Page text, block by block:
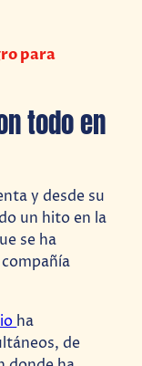
para
todo en
y desde su
un hito en la
se ha
ha
de